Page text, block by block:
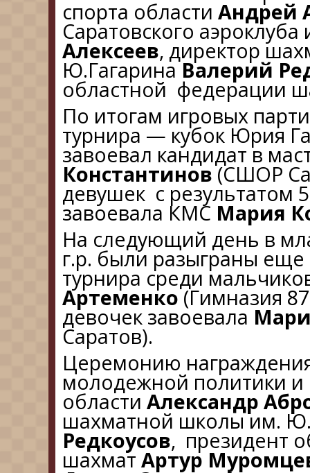
спорта области Андрей
Саратовского
Алексеев, директор
Ю.ГагаринаВалерий
областной федерации
По итогам игровых
турнира — кубок Юрия
завоевал кандидат в
Константинов(СШОР
девушек с результатом
завоевала КМС Мария
На следующий день в
г.р. были разыграны
турнира среди
Артеменко(Гимназия
девочек завоевала
Саратов).
Церемонию
молодежной политики и
области Александр
шахматной школы им.
Редкоусов, президент
шахмат Артур